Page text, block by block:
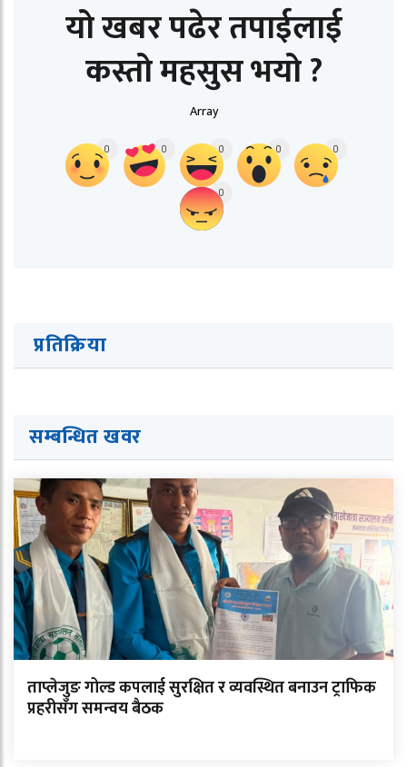
यो खबर पढेर तपाईलाई
कस्तो महसुस भयो ?
Array
0 0 0 0 0
0
प्रतिक्रिया
सम्बन्धित खवर
ताप्लेजुङ गोल्ड कपलाई सुरक्षित र व्यवस्थित बनाउन ट्राफिक
प्रहरीसँग समन्वय बैठक